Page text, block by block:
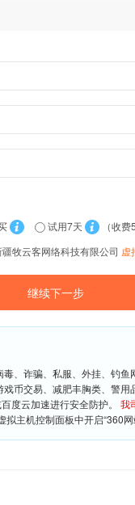
试用7天
（收费
牧云客网络科技有限公司 虚
、诈骗、私服、外挂、钓
币交易、减肥丰胸类、警
度云加速进行安全防护。 我
主机控制面板中开启“360